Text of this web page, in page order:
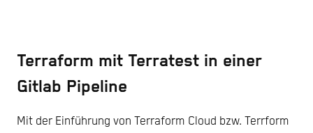
Terraform mit Terratest in einer
Gitlab Pipeline
Mit der Einführung von Terraform Cloud bzw. Terrform